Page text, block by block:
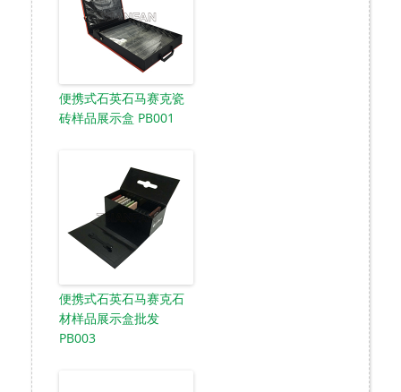
便携式石英石马赛克瓷
砖样品展示盒 PB001
便携式石英石马赛克石
材样品展示盒批发
PB003